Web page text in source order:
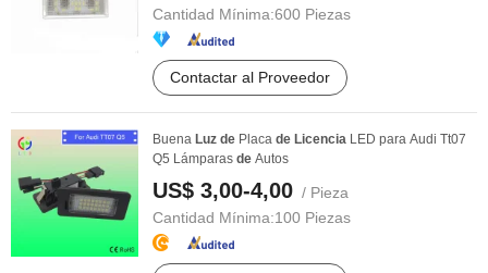
Cantidad Mínima:600 Piezas
Contactar al Proveedor
Buena Luz de Placa de Licencia LED para Audi Tt07
Q5 Lámparas de Autos
US$ 3,00-4,00 / Pieza
Cantidad Mínima:100 Piezas